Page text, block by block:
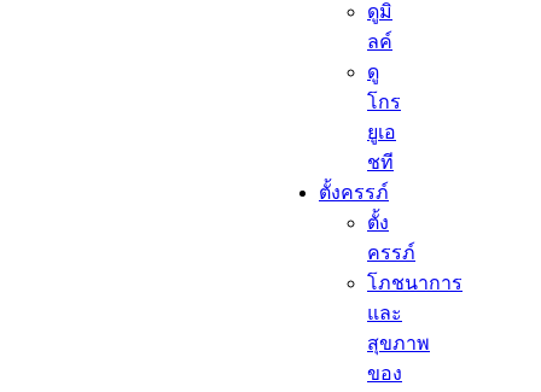
ดูมิ
ลค์
ดู
โกร
ยูเอ
ชที
ตั้งครรภ์​
ตั้ง
ครรภ์​
โภชนาการ
และ
สุขภาพ
ของ